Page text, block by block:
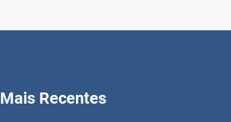
Mais Recentes